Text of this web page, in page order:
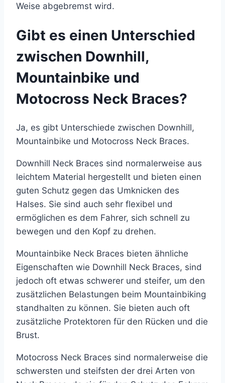
Weise abgebremst wird.
Gibt es einen Unterschied
zwischen Downhill,
Mountainbike und
Motocross Neck Braces?
Ja, es gibt Unterschiede zwischen Downhill,
Mountainbike und Motocross Neck Braces.
Downhill Neck Braces sind normalerweise aus
leichtem Material hergestellt und bieten einen
guten Schutz gegen das Umknicken des
Halses. Sie sind auch sehr flexibel und
ermöglichen es dem Fahrer, sich schnell zu
bewegen und den Kopf zu drehen.
Mountainbike Neck Braces bieten ähnliche
Eigenschaften wie Downhill Neck Braces, sind
jedoch oft etwas schwerer und steifer, um den
zusätzlichen Belastungen beim Mountainbiking
standhalten zu können. Sie bieten auch oft
zusätzliche Protektoren für den Rücken und die
Brust.
Motocross Neck Braces sind normalerweise die
schwersten und steifsten der drei Arten von